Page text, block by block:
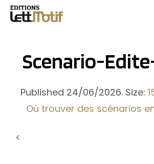
Scenario-
Published 24/06/2026. Size:
Où trouver des scénarios
<